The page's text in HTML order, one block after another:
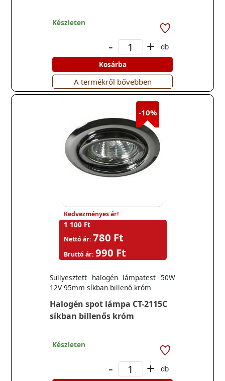
Készleten
- +
db
Kosárba
A termékről bővebben
-10%
Halogén spot lámpa CT-2115C
síkban billenős króm
Süllyesztett halogén lámpatest 50W
12V 95mm síkban billenő króm
Kedvezményes ár!
1 100 Ft
Nettó ár: 780 Ft
Bruttó ár: 990 Ft
Készleten
- +
db